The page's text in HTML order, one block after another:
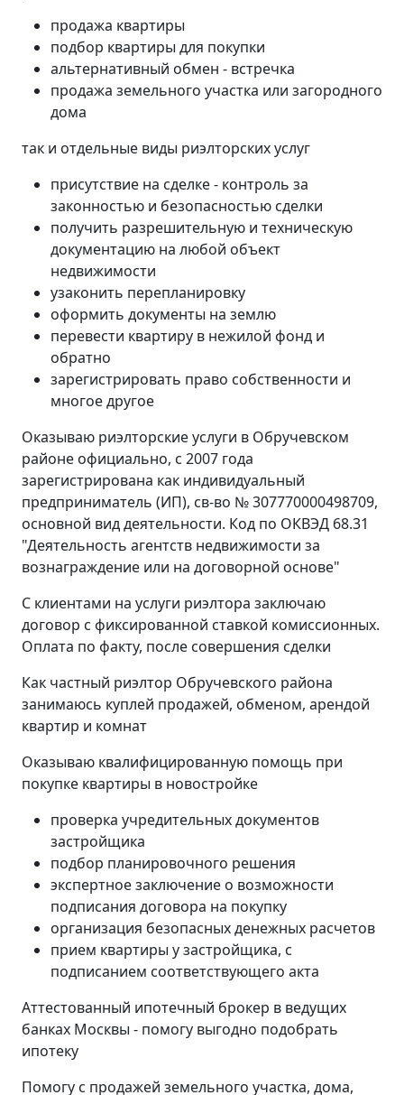
продажа квартиры
подбор квартиры для покупки
альтернативный обмен - встречка
продажа земельного участка или загородного
дома
так и отдельные виды риэлторских услуг
присутствие на сделке - контроль за
законностью и безопасностью сделки
получить разрешительную и техническую
документацию на любой объект
недвижимости
узаконить перепланировку
оформить документы на землю
перевести квартиру в нежилой фонд и
обратно
зарегистрировать право собственности и
многое другое
Оказываю риэлторские услуги в Обручевском
районе официально, с 2007 года
зарегистрирована как индивидуальный
предприниматель (ИП), св-во № 307770000498709,
основной вид деятельности. Код по ОКВЭД 68.31
"Деятельность агентств недвижимости за
вознаграждение или на договорной основе"
С клиентами на услуги риэлтора заключаю
договор с фиксированной ставкой комиссионных.
Оплата по факту, после совершения сделки
Как частный риэлтор Обручевского района
занимаюсь куплей продажей, обменом, арендой
квартир и комнат
Оказываю квалифицированную помощь при
покупке квартиры в новостройке
проверка учредительных документов
застройщика
подбор планировочного решения
экспертное заключение о возможности
подписания договора на покупку
организация безопасных денежных расчетов
прием квартиры у застройщика, с
подписанием соответствующего акта
Аттестованный ипотечный брокер в ведущих
банках Москвы - помогу выгодно подобрать
ипотеку
Помогу с продажей земельного участка, дома,